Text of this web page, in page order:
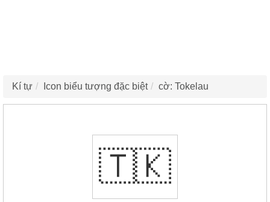
Kí tự Icon biểu tượng đặc biệt cờ: Tokelau
🇹🇰